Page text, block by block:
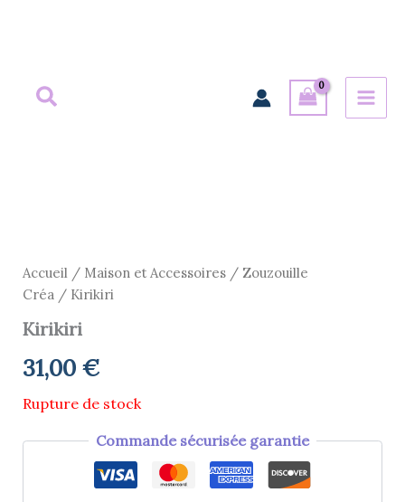
Accueil / Maison et Accessoires/ Zouzouille
Créa / Kirikiri
Kirikiri
31,00 €
Rupture de stock
Commande sécurisée garantie